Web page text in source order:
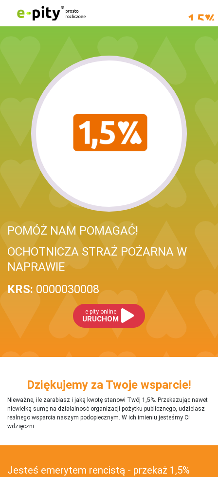
POMÓŻ NAM POMAGAĆ!
OCHOTNICZA STRAŻ POŻARNA W
NAPRAWIE
KRS: 0000030008
e-pity online
URUCHOM
Dziękujemy za Twoje wsparcie!
Nieważne, ile zarabiasz i jaką kwotę stanowi Twój 1,5%. Przekazując nawet
niewielką sumę na działalnosć organizacji pożytku publicznego, udzielasz
realnego wsparcia naszym podopiecznym. W ich imieniu jesteśmy Ci
wdzięczni.
Jesteś emerytem rencistą - przekaż 1,5%